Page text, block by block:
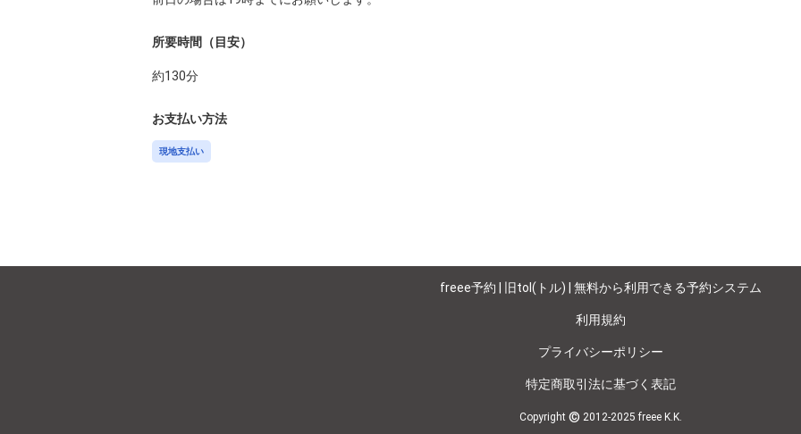
所要時間（目安）
約130分
お支払い方法
現地支払い
freee予約 | 旧tol(トル) | 無料から利用できる予約システム
利用規約
プライバシーポリシー
特定商取引法に基づく表記
Copyright © 2012-2025 freee K.K.